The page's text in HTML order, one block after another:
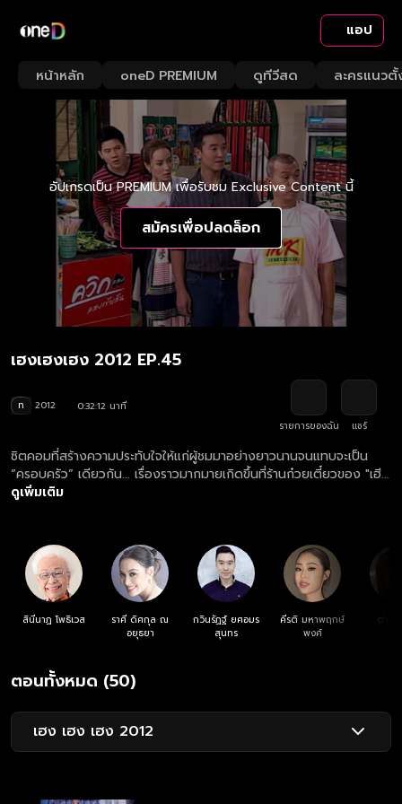
แอป
หน้าหลัก oneD PREMIUM ดูทีวีสด ละครแนวตั้
อัปเกรดเป็น PREMIUM เพื่อรับชม Exclusive Content นี้
สมัครเพื่อปลดล็อก
เฮงเฮงเฮง 2012 EP.45
ท 2012
0:32:12 นาที
รายการของฉัน
แชร์
ซิตคอมที่สร้างความประทับใจให้แก่ผู้ชมมาอย่างยาวนานจนแทบจะเป็น
“ครอบครัว” เดียวกัน... เรื่องราวมากมายเกิดขึ้นที่ร้านก๋วยเตี๋ยวของ "เฮีย
ฮวด" หัวหน้าครอบครัวชาวจีนหัวโบราณ แต่เมื่อยุคสมัยเริ่มเปลี่ยนไป และ
ดูเพิ่มเติม
สินีนาฏ โพธิเวส
ราศี ดิศกุล ณ
อยุธยา
กวินรัฏฐ์ ยศอมร
สุนทร
คีรติ มหาพฤกษ์
พงศ์
ต่าย
ตอนทั้งหมด (50)
เฮง เฮง เฮง 2012